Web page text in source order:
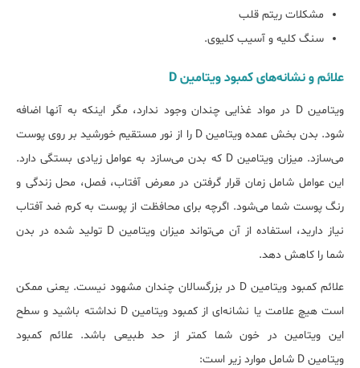
مشکلات ریتم قلب
سنگ کلیه و آسیب کلیوی.
ﻋﻼﺋﻢ و ﻧﺸﺎﻧﻪﻫﺎی کمبود ویتامین D
ویتامین D در مواد غذایی چندان وجود ندارد، مگر اینکه به آن‎ها اضافه
شود. بدن بخش عمده ویتامین D را از نور مستقیم خورشید بر روی پوست
می‌سازد. میزان ویتامین D که بدن می‌سازد به عوامل زیادی بستگی دارد.
این عوامل شامل زمان قرار گرفتن در معرض آفتاب، فصل، محل زندگی و
رنگ پوست شما می‌شود. اگرچه برای محافظت از پوست به کرم ضد آفتاب
نیاز دارید، استفاده از آن می‌تواند میزان ویتامین D تولید شده در بدن
شما را کاهش دهد.
ﻋﻼﺋﻢ کمبود ویتامین D در بزرگسالان چندان مشهود نیست. یعنی ممکن
است هیچ علامت یا نشانه‌ای از کمبود ویتامین D نداشته باشید و سطح
این ویتامین در خون شما کمتر از حد طبیعی باشد. علائم کمبود
ویتامین D شامل موارد زیر است: